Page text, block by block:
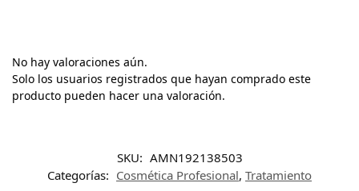
No hay valoraciones aún.
Solo los usuarios registrados que hayan comprado este
producto pueden hacer una valoración.
SKU: AMN192138503
Categorías: Cosmética Profesional, Tratamiento